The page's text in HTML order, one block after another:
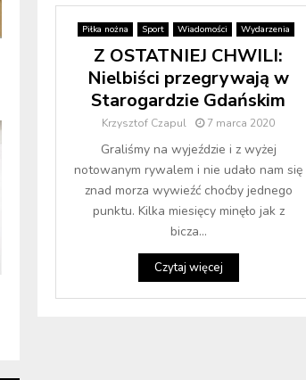
Piłka nożna Sport Wiadomości Wydarzenia
Z OSTATNIEJ CHWILI:
Nielbiści przegrywają w
Starogardzie Gdańskim
Krzysztof Czapul 7 marca 2020
Graliśmy na wyjeździe i z wyżej
notowanym rywalem i nie udało nam się
znad morza wywieźć choćby jednego
punktu. Kilka miesięcy minęło jak z
bicza...
Czytaj więcej